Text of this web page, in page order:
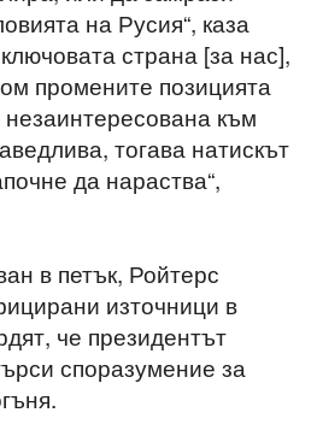
на Русия“, каза
страна [за нас],
промените позицията
към
тогава натискът
да нараства“,
в петък, Ройтерс
източници в
че президентът
споразумение за